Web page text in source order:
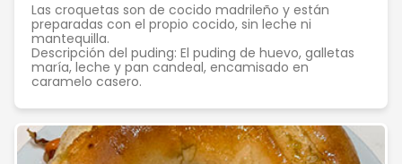
Las croquetas son de cocido madrileño y están
preparadas con el propio cocido, sin leche ni
mantequilla.
Descripción del puding: El puding de huevo, galletas
maría, leche y pan candeal, encamisado en
caramelo casero.